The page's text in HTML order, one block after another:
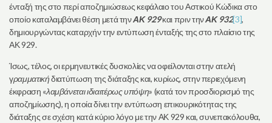
ένταξή της στο περί αποζημιώσεως κεφάλαιο του Αστικού Κώδικα στο
οποίο καταλαμβάνει θέση μετά τηνΑΚ 929και πριν τηνΑΚ 932[3],
δημιουργώντας καταρχήν την εντύπωση ένταξής της στο πλαίσιο της
ΑΚ 929.
Ίσως, τέλος, οι ερμηνευτικές δυσκολίες να οφείλονται στην ατελή
γραμματικήδιατύπωση της διάταξης και, κυρίως, στην περιεχόμενη
έκφραση «λαμβάνεται ιδιαιτέρως υπόψη» (κατά τον προσδιορισμό της
αποζημίωσης), η οποία δίνει την εντύπωση επικουρικότητας της
διάταξης σε σχέση κατά κύριο λόγο με την ΑΚ 929 και, συνεπακόλουθα,